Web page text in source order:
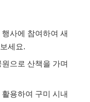
사에 참여하여 새
세요.
으로 산책을 가며
용하여 구미 시내